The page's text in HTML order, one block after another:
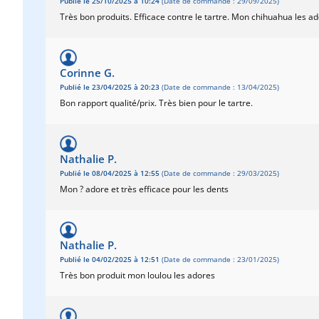
Très bon produits. Efficace contre le tartre. Mon chihuahua les
Corinne G.
Publié le 23/04/2025 à 20:23 (Date de commande : 13/04/2025)
Bon rapport qualité/prix. Très bien pour le tartre.
Nathalie P.
Publié le 08/04/2025 à 12:55 (Date de commande : 29/03/2025)
Mon ? adore et très efficace pour les dents
Nathalie P.
Publié le 04/02/2025 à 12:51 (Date de commande : 23/01/2025)
Très bon produit mon loulou les adores